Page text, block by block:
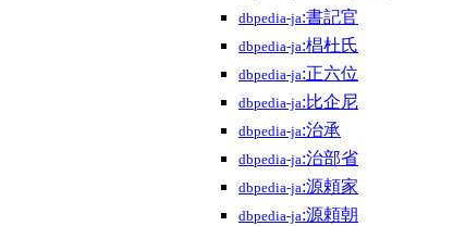
dbpedia-ja:書記官
dbpedia-ja:椙杜氏
dbpedia-ja:正六位
dbpedia-ja:比企尼
dbpedia-ja:治承
dbpedia-ja:治部省
dbpedia-ja:源頼家
dbpedia-ja:源頼朝